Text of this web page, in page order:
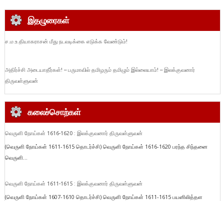
இதழுரைகள்
ச.ம.உ.தியாகராசன் மீது நடவடிக்கை எடுக்க வேண்டும்!
அதிர்ச்சி அடையாதீர்கள்! – பருமாவில் தமிழரும் தமிழும் இல்லையாம்! – இலக்குவனார்
திருவள்ளுவன்
கலைச்சொற்கள்
வெருளி நோய்கள் 1616-1620 : இலக்குவனார் திருவள்ளுவன்
(வெருளி நோய்கள் 1611-1615 தொடர்ச்சி) வெருளி நோய்கள் 1616-1620 பரந்த சிந்தனை
வெருளி...
வெருளி நோய்கள் 1611-1615 : இலக்குவனார் திருவள்ளுவன்
(வெருளி நோய்கள் 1607-1610 தொடர்ச்சி) வெருளி நோய்கள் 1611-1615 பயனிலித்தள